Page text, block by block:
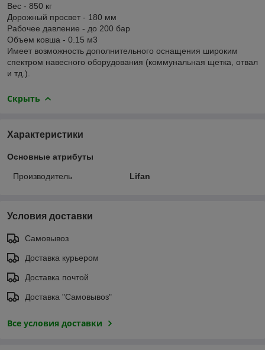
Вес - 850 кг
Дорожный просвет - 180 мм
Рабочее давление - до 200 бар
Объем ковша - 0.15 м3
Имеет возможность дополнительного оснащения широким
спектром навесного оборудования (коммунальная щетка, отвал
и тд.).
Скрыть
Характеристики
Основные атрибуты
Производитель Lifan
Условия доставки
Самовывоз
Доставка курьером
Доставка почтой
Доставка "Самовывоз"
Все условия доставки